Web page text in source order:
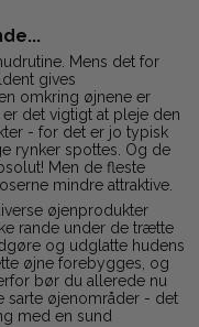
Mens det for
gives
omkring øjnene er
det vigtigt at pleje den
- for det er jo typisk
rynker spottes. Og de
Men de fleste
mindre attraktive.
øjenprodukter
rande under de trætte
og udglatte hudens
øjne forebygges, og
bør du allerede nu
sarte øjenområder - det
med en sund